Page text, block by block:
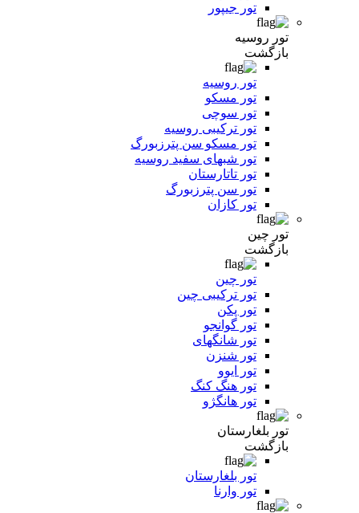
تور جیپور
تور روسیه
بازگشت
تور روسیه
تور مسکو
تور سوچی
تور ترکیبی روسیه
تور مسکو سن پترزبورگ
تور شبهای سفید روسیه
تور تاتارستان
تور سن پترزبورگ
تور کازان
تور چین
بازگشت
تور چین
تور ترکیبی چین
تور پکن
تور گوانجو
تور شانگهای
تور شنزن
تور ایوو
تور هنگ کنگ
تور هانگژو
تور بلغارستان
بازگشت
تور بلغارستان
تور وارنا